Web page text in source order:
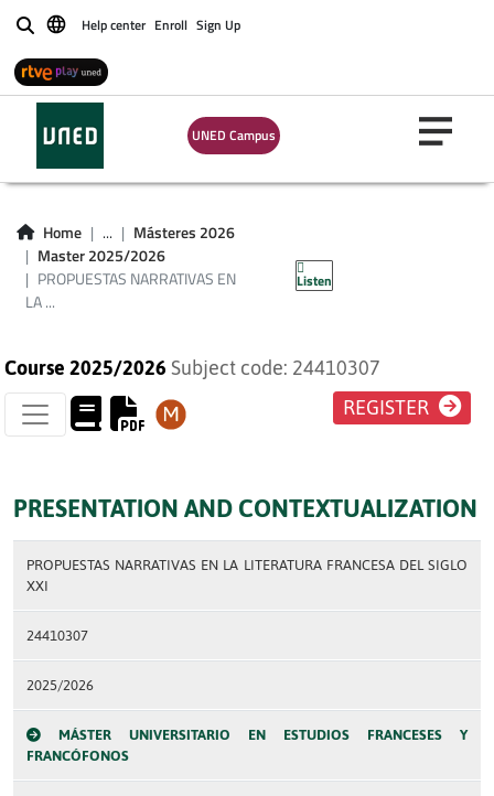
BuscarHelp center Enroll Sign Up
UNED Campus
Home ...
Másteres 2026
Master 2025/2026
PROPUESTAS NARRATIVAS EN
LA ...
Listen
PROPUESTAS
NARRATIVAS EN LA
LITERATURA
FRANCESA DEL
SIGLO XXI
Course 2025/2026 Subject code: 24410307
REGISTER
PRESENTATION AND CONTEXTUALIZATION
PROPUESTAS NARRATIVAS EN LA LITERATURA FRANCESA DEL SIGLO
XXI
24410307
2025/2026
MÁSTER UNIVERSITARIO EN ESTUDIOS FRANCESES Y
FRANCÓFONOS